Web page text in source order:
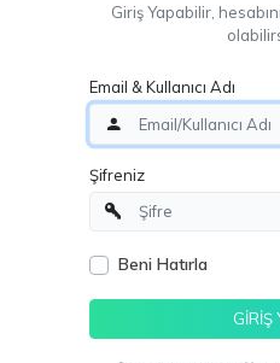
Giriş Yapabilir,
Email & Kullanıcı Adı
Şifreniz
Beni Hatırla
GİRİŞ